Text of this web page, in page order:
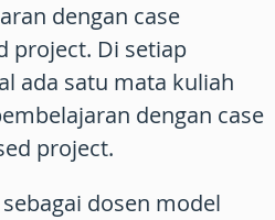
dengan case
project. Di setiap
ada satu mata kuliah
dengan case
project.
dosen model